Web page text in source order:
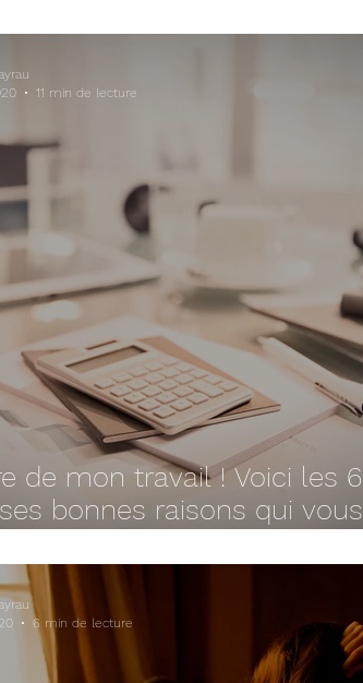
de mon travail ! Voici les 6
bonnes raisons qui vous
11 min de lecture
6 min de lecture